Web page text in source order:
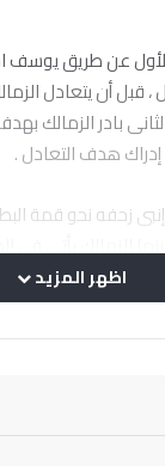
عن طريق يوسف
، قبل أن يتعادل
بادر الزمالك
هدف التعادل .
من :-
عام )
اظهر المزيد